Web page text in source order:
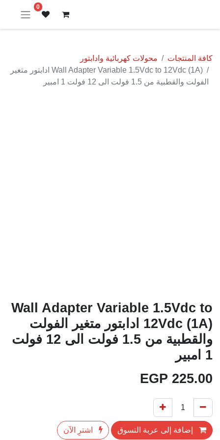
0
كافة المنتجات
محولات كهربائية وادابتور
Wall Adapter Variable 1.5Vdc to 12Vdc (1A) ادابتور متغير
الفولت والقطبية من 1.5 فولت الى 12 فولت 1 امبير
Wall Adapter Variable 1.5Vdc
to 12Vdc (1A) ادابتور متغير الفولت
والقطبية من 1.5 فولت الى 12 فولت 1
امبير
225.00
EGP
إضافة إلى عربة التسوق اشترِ الآن